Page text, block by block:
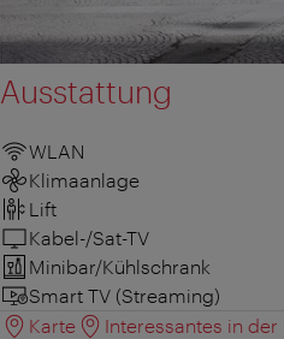
Ausstattung
WLAN
Klimaanlage
Lift
Kabel-/Sat-TV
Minibar/Kühlschrank
Smart TV (Streaming)
Karte
Interessantes in